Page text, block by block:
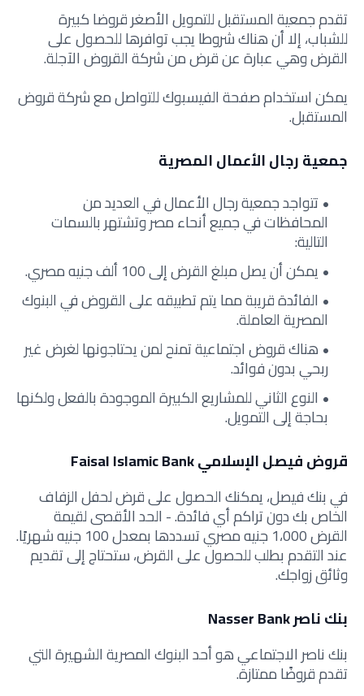
تقدم جمعية المستقبل للتمويل الأصغر قروضا كبيرة
للشباب، إلا أن هناك شروطا يجب توافرها للحصول على
القرض وهي عبارة عن قرض من شركة القروض الآجلة.
يمكن استخدام صفحة الفيسبوك للتواصل مع شركة قروض
المستقبل.
جمعية رجال الأعمال المصرية
تتواجد جمعية رجال الأعمال في العديد من
المحافظات في جميع أنحاء مصر وتشتهر بالسمات
التالية:
يمكن أن يصل مبلغ القرض إلى 100 ألف جنيه مصري.
الفائدة قريبة مما يتم تطبيقه على القروض في البنوك
المصرية العاملة.
هناك قروض اجتماعية تمنح لمن يحتاجونها لغرض غير
ربحي بدون فوائد.
النوع الثاني للمشاريع الكبيرة الموجودة بالفعل ولكنها
بحاجة إلى التمويل.
قروض فيصل الإسلامي Faisal Islamic Bank
في بنك فيصل، يمكنك الحصول على قرض لحفل الزفاف
الخاص بك دون تراكم أي فائدة. - الحد الأقصى لقيمة
القرض 1،000 جنيه مصري تسددها بمعدل 100 جنيه شهريًا.
عند التقدم بطلب للحصول على القرض، ستحتاج إلى تقديم
وثائق زواجك.
بنك ناصر Nasser Bank
بنك ناصر الاجتماعي هو أحد البنوك المصرية الشهيرة التي
تقدم قروضًا ممتازة.